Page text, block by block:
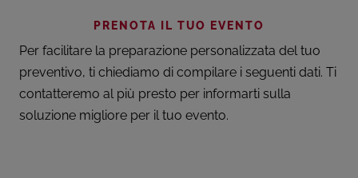
PRENOTA IL TUO EVENTO
Per facilitare la preparazione personalizzata del tuo
preventivo, ti chiediamo di compilare i seguenti dati. Ti
contatteremo al più presto per informarti sulla
soluzione migliore per il tuo evento.